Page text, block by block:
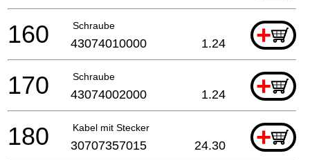
Schraube +
160 43074010000 1.24
Schraube +
170 43074002000 1.24
Kabel mit Stecker +
180 30707357015 24.30